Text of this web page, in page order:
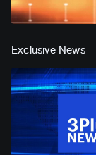
Exclusive News